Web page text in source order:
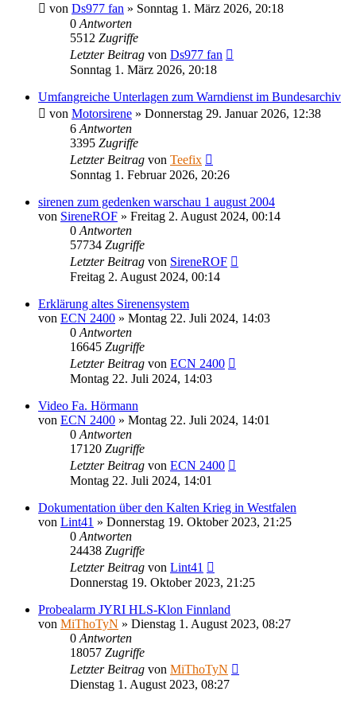
von Ds977 fan » Sonntag 1. März 2026, 20:18
0 Antworten
5512 Zugriffe
Letzter Beitrag von Ds977 fan
Sonntag 1. März 2026, 20:18
Umfangreiche Unterlagen zum Warndienst im Bundesarchiv
von Motorsirene » Donnerstag 29. Januar 2026, 12:38
6 Antworten
3395 Zugriffe
Letzter Beitrag von Teefix
Sonntag 1. Februar 2026, 20:26
sirenen zum gedenken warschau 1 august 2004
von SireneROF » Freitag 2. August 2024, 00:14
0 Antworten
57734 Zugriffe
Letzter Beitrag von SireneROF
Freitag 2. August 2024, 00:14
Erklärung altes Sirenensystem
von ECN 2400 » Montag 22. Juli 2024, 14:03
0 Antworten
16645 Zugriffe
Letzter Beitrag von ECN 2400
Montag 22. Juli 2024, 14:03
Video Fa. Hörmann
von ECN 2400 » Montag 22. Juli 2024, 14:01
0 Antworten
17120 Zugriffe
Letzter Beitrag von ECN 2400
Montag 22. Juli 2024, 14:01
Dokumentation über den Kalten Krieg in Westfalen
von Lint41 » Donnerstag 19. Oktober 2023, 21:25
0 Antworten
24438 Zugriffe
Letzter Beitrag von Lint41
Donnerstag 19. Oktober 2023, 21:25
Probealarm JYRI HLS-Klon Finnland
von MiThoTyN » Dienstag 1. August 2023, 08:27
0 Antworten
18057 Zugriffe
Letzter Beitrag von MiThoTyN
Dienstag 1. August 2023, 08:27